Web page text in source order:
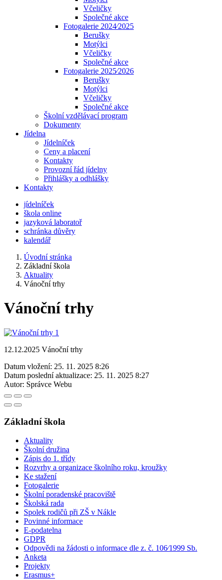
Včeličky
Společné akce
Fotogalerie 2024⁄2025
Berušky
Motýlci
Včeličky
Společné akce
Fotogalerie 2025⁄2026
Berušky
Motýlci
Včeličky
Společné akce
Školní vzdělávací program
Dokumenty
Jídelna
Jídelníček
Ceny a placení
Kontakty
Provozní řád jídelny
Přihlášky a odhlášky
Kontakty
jídelníček
škola online
jazyková laboratoř
schránka důvěry
kalendář
Úvodní stránka
Základní škola
Aktuality
Vánoční trhy
Vánoční trhy
12.12.2025 Vánoční trhy
Datum vložení: 25. 11. 2025 8:26
Datum poslední aktualizace: 25. 11. 2025 8:27
Autor: Správce Webu
Základní škola
Aktuality
Školní družina
Zápis do 1. třídy
Rozvrhy a organizace školního roku, kroužky
Ke stažení
Fotogalerie
Školní poradenské pracoviště
Školská rada
Spolek rodičů při ZŠ v Nákle
Povinné informace
E-podatelna
GDPR
Odpovědi na žádosti o informace dle z. č. 106⁄1999 Sb.
Anketa
Projekty
Erasmus+